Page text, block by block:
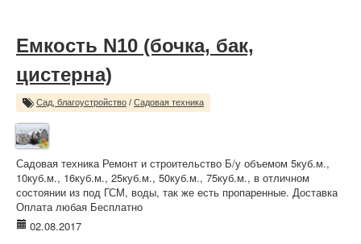
Емкость N10 (бочка, бак,
цистерна)
Сад, благоустройство / Садовая техника
Садовая техника Ремонт и строительство Б/у объемом 5куб.м.,
10куб.м., 16куб.м., 25куб.м., 50куб.м., 75куб.м., в отличном
состоянии из под ГСМ, воды, так же есть пропаренные. Доставка
Оплата любая Бесплатно
02.08.2017